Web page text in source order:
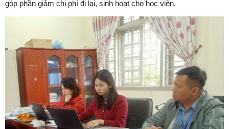
góp phần giảm chi phí đi lại, sinh hoạt cho học viên.